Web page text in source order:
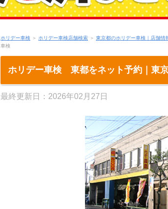
ホリデー車検 ＞ ホリデー車検店舗検索 ＞ 東京都のホリデー車検｜店舗情
車検
ホリデー車検 東都をネット予約｜東
最終更新日：2026年02月27日